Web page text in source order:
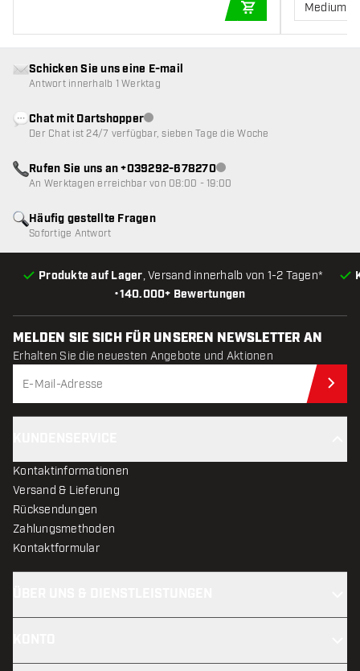
IN DEN
Medium
•140.000+ Bewertungen
Produkte auf Lager, Versand innerhalb von 1-2 Tagen*
Häufig gestellte Fragen
Sofortige Antwort
Schicken Sie uns eine E-mail
Antwort innerhalb 1 Werktag
Chat mit DartshopperKundenservice nicht verfügbar
Der Chat ist 24/7 verfügbar, sieben Tage die Woche
Rufen Sie uns an +039292-678270Kundenservice nicht
An Werktagen erreichbar von 08:00 - 19:00
MELDEN SIE SICH FÜR UNSEREN NEWSLETTER AN
Erhalten Sie die neuesten Angebote und Aktionen
Kontaktinformationen
Versand & Lieferung
Rücksendungen
Zahlungsmethoden
Kontaktformular